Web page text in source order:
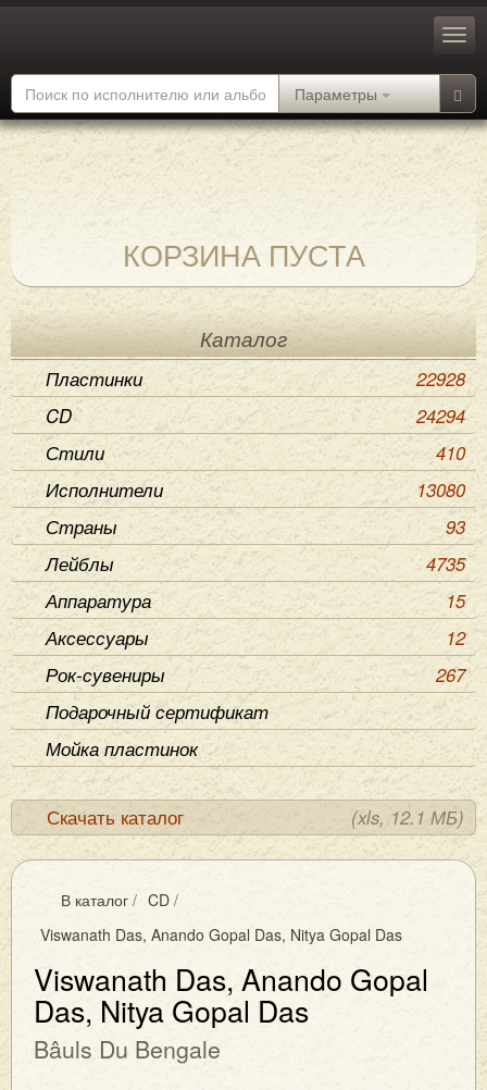
Параметры
КОРЗИНА ПУСТА
Каталог
Пластинки
22928
CD
24294
Стили
410
Исполнители
13080
Страны
93
Лейблы
4735
Аппаратура
15
Аксессуары
12
Рок-сувениры
267
Подарочный сертификат
Мойка пластинок
Скачать каталог (xls, 12.1 МБ)
В каталог / CD /
Viswanath Das, Anando Gopal Das, Nitya Gopal Das
Viswanath Das, Anando Gopal
Das, Nitya Gopal Das
Bâuls Du Bengale